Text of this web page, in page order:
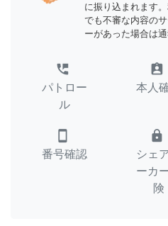
に振り込まれます
でも不審な内容の
ーがあった場合は通
perm_phone_msg
パトロー
ル
assignment_ind
本人
smartphone
番号確認
lock
シェ
ーカ
険